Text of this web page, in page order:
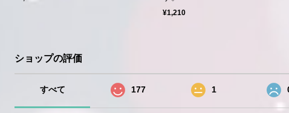
¥1,210
ショップの評価
すべて 177 1